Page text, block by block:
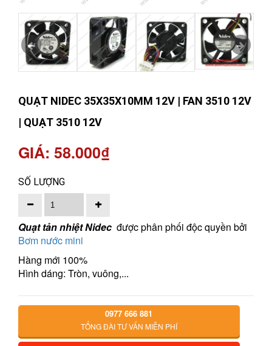
QUẠT NIDEC 35X35X10MM 12V | FAN 3510 12V
| QUẠT 3510 12V
GIÁ: 58.000₫
SỐ LƯỢNG
Quạt tản nhiệt Nidec được phân phối độc quyền bởi
Bơm nước mini
Hàng mới 100%
Hình dáng: Tròn, vuông,...
0977 666 881
TỔNG ĐÀI TƯ VẤN MIỄN PHÍ